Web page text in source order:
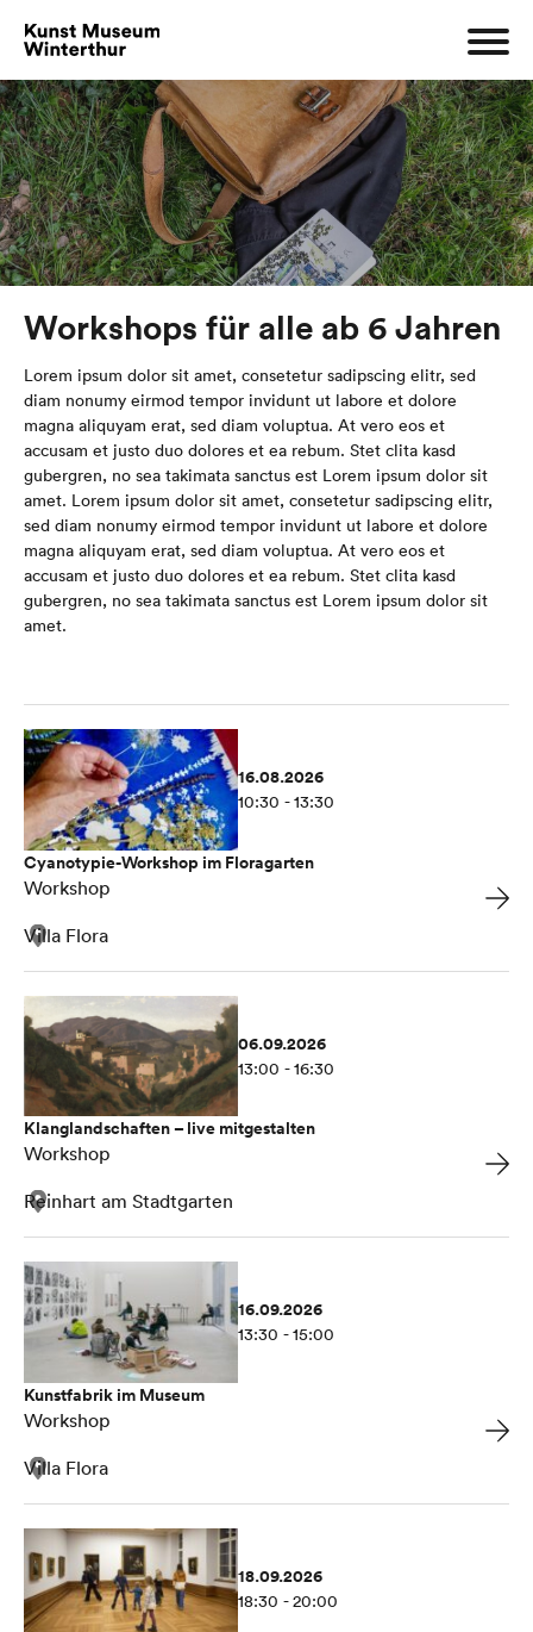
Workshops für alle ab 6 Jahren
Lorem ipsum dolor sit amet, consetetur sadipscing elitr, sed
diam nonumy eirmod tempor invidunt ut labore et dolore
magna aliquyam erat, sed diam voluptua. At vero eos et
accusam et justo duo dolores et ea rebum. Stet clita kasd
gubergren, no sea takimata sanctus est Lorem ipsum dolor sit
amet. Lorem ipsum dolor sit amet, consetetur sadipscing elitr,
sed diam nonumy eirmod tempor invidunt ut labore et dolore
magna aliquyam erat, sed diam voluptua. At vero eos et
accusam et justo duo dolores et ea rebum. Stet clita kasd
gubergren, no sea takimata sanctus est Lorem ipsum dolor sit
amet.
16.08.2026
10:30 - 13:30
Cyanotypie-Workshop im Floragarten
Workshop
Villa Flora
06.09.2026
13:00 - 16:30
Klanglandschaften – live mitgestalten
Workshop
Reinhart am Stadtgarten
16.09.2026
13:30 - 15:00
Kunstfabrik im Museum
Workshop
Villa Flora
18.09.2026
18:30 - 20:00